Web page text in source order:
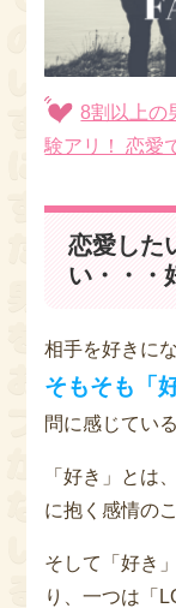
8割以上の
験アリ！ 恋愛
恋愛した
い・・・
相手を好きに
そもそも「
問に感じてい
「好き」とは
に抱く感情のこ
そして「好き
り、一つは「